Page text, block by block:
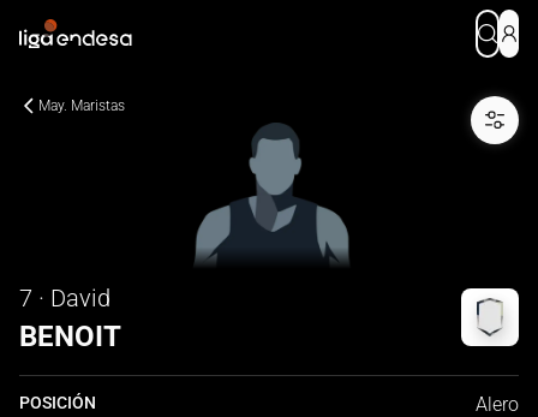
May. Maristas
7 · David
BENOIT
POSICIÓN Alero